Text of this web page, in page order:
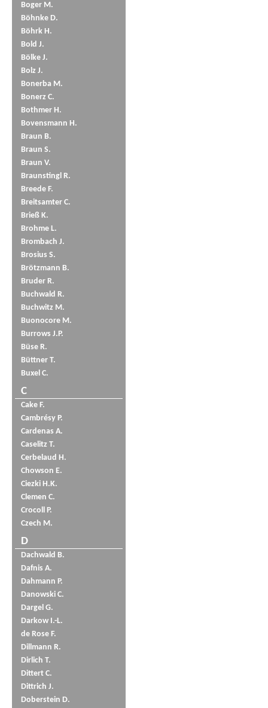
Boger M.
Böhnke D.
Böhrk H.
Bold J.
Bölke J.
Bolz J.
Bonerba M.
Bonerz C.
Bothmer H.
Bovensmann H.
Braun B.
Braun S.
Braun V.
Braunstingl R.
Breede F.
Breitsamter C.
Brieß K.
Brohme L.
Brombach J.
Brosius S.
Brötzmann B.
Bruder R.
Buchwald R.
Buchwitz M.
Buonocore M.
Burrows J.P.
Büse R.
Büttner T.
Buxel C.
C
Cake F.
Cambrésy P.
Cardenas A.
Caselitz T.
Cerbelaud H.
Chowson E.
Ciezki H.K.
Clemen C.
Crocoll P.
Czech M.
D
Dachwald B.
Dafnis A.
Dahmann P.
Danowski C.
Dargel G.
Darkow I.-L.
de Rose F.
Dillmann R.
Dirlich T.
Dittert C.
Dittrich J.
Doberstein D.